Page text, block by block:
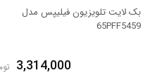
بک لایت تلویزیون فیلیپس مدل
65PFF5459
3,314,000